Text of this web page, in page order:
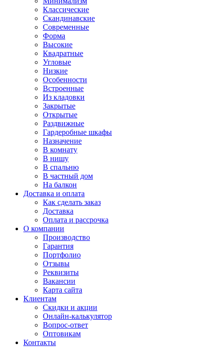
Классические
Скандинавские
Современные
Форма
Высокие
Квадратные
Угловые
Низкие
Особенности
Встроенные
Из кладовки
Закрытые
Открытые
Раздвижные
Гардеробные шкафы
Назначение
В комнату
В нишу
В спальню
В частный дом
На балкон
Доставка и оплата
Как сделать заказ
Доставка
Оплата и рассрочка
О компании
Производство
Гарантия
Портфолио
Отзывы
Реквизиты
Вакансии
Карта сайта
Клиентам
Скидки и акции
Онлайн-калькулятор
Вопрос-ответ
Оптовикам
Контакты